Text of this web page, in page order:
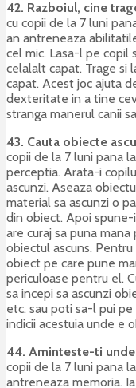
42. Razboiul, cine
cu copii de la 7 luni
an antreneaza
cel mic. Lasa-l pe copil
celalalt capat. Trage si
capat. Acest joc ajuta
dexteritate in a tine
stranga manerul canii
43. Cauta obiecte
copii de la 7 luni pana
perceptia. Arata-i
ascunzi. Aseaza
material sa ascunzi o
din obiect. Apoi spune-
are curaj sa puna
obiectul ascuns.
obiect pe care pune
periculoase pentru el.
sa incepi sa ascunzi
etc. sau poti sa-l pui
indicii acestuia unde e
44. Aminteste-ti unde
copii de la 7 luni pana
antreneaza memoria.